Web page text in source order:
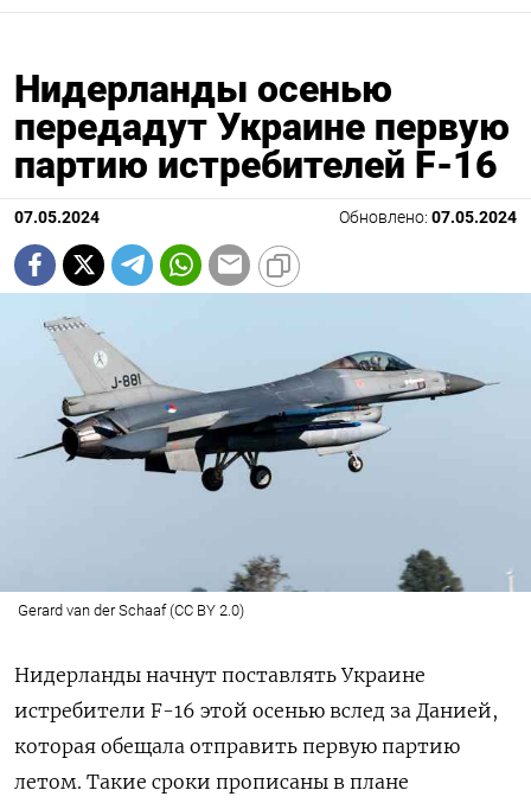
Нидерланды осенью
передадут Украине первую
партию истребителей F-16
07.05.2024 Обновлено: 07.05.2024
Gerard van der Schaaf (CC BY 2.0)
Нидерланды начнут поставлять Украине
истребители F-16 этой осенью вслед за Данией,
которая обещала отправить первую партию
летом. Такие сроки прописаны в плане